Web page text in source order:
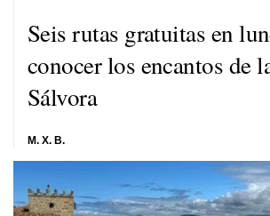
Seis rutas gratuitas en
conocer los encantos de
Sálvora
M. X. B.